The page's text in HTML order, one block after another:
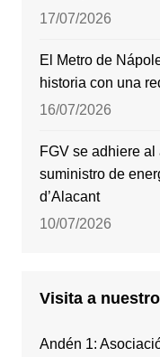
17/07/2026
El Metro de
historia con una
16/07/2026
FGV se adhiere al
suministro de
d’Alacant
10/07/2026
Visita a
Andén 1: